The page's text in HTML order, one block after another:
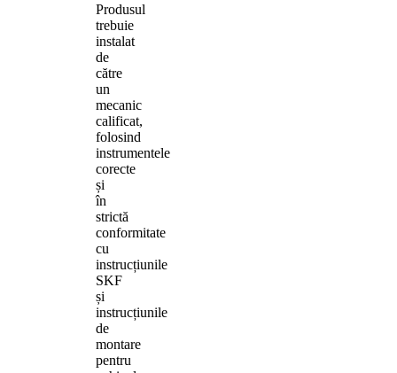
Produsul
trebuie
instalat
de
către
un
mecanic
calificat,
folosind
instrumentele
corecte
și
în
strictă
conformitate
cu
instrucțiunile
SKF
și
instrucțiunile
de
montare
pentru